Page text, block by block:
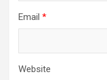
Email *
Website